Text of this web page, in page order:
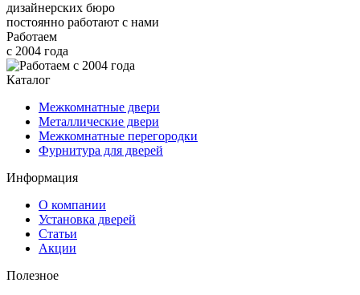
дизайнерских бюро
постоянно работают с нами
Работаем
с 2004 года
Каталог
Межкомнатные двери
Металлические двери
Межкомнатные перегородки
Фурнитура для дверей
Информация
О компании
Установка дверей
Статьи
Акции
Полезное